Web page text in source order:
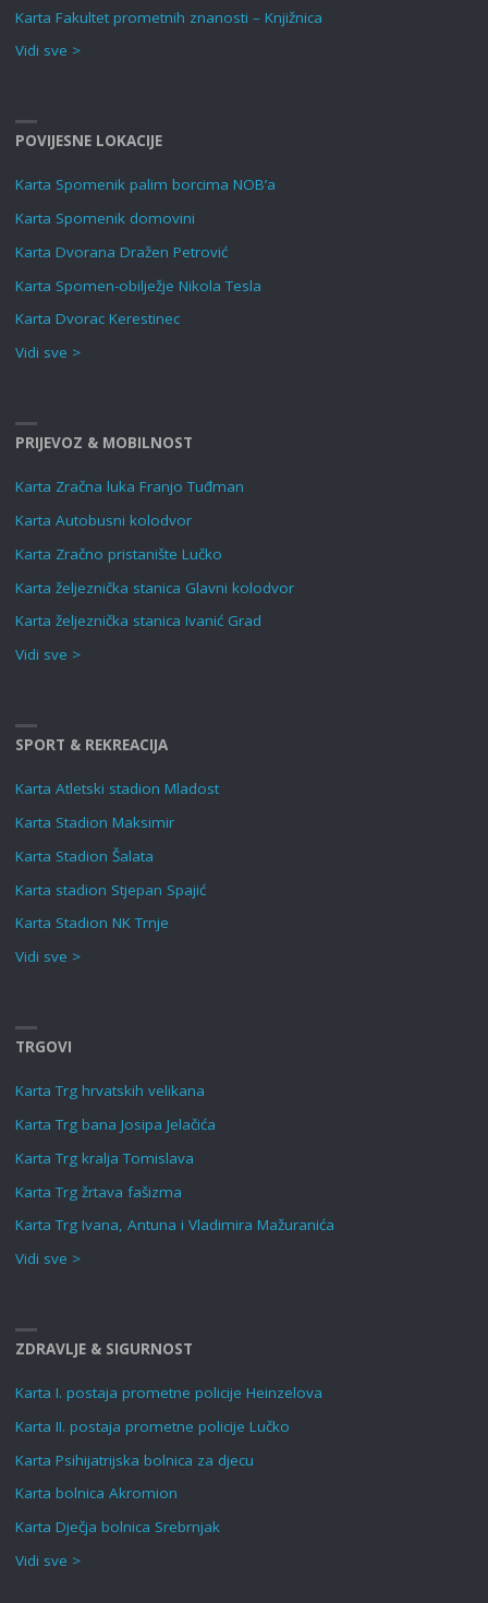
Karta Fakultet prometnih znanosti – Knjižnica
Vidi sve >
POVIJESNE LOKACIJE
Karta Spomenik palim borcima NOB’a
Karta Spomenik domovini
Karta Dvorana Dražen Petrović
Karta Spomen-obilježje Nikola Tesla
Karta Dvorac Kerestinec
Vidi sve >
PRIJEVOZ & MOBILNOST
Karta Zračna luka Franjo Tuđman
Karta Autobusni kolodvor
Karta Zračno pristanište Lučko
Karta željeznička stanica Glavni kolodvor
Karta željeznička stanica Ivanić Grad
Vidi sve >
SPORT & REKREACIJA
Karta Atletski stadion Mladost
Karta Stadion Maksimir
Karta Stadion Šalata
Karta stadion Stjepan Spajić
Karta Stadion NK Trnje
Vidi sve >
TRGOVI
Karta Trg hrvatskih velikana
Karta Trg bana Josipa Jelačića
Karta Trg kralja Tomislava
Karta Trg žrtava fašizma
Karta Trg Ivana, Antuna i Vladimira Mažuranića
Vidi sve >
ZDRAVLJE & SIGURNOST
Karta I. postaja prometne policije Heinzelova
Karta II. postaja prometne policije Lučko
Karta Psihijatrijska bolnica za djecu
Karta bolnica Akromion
Karta Dječja bolnica Srebrnjak
Vidi sve >